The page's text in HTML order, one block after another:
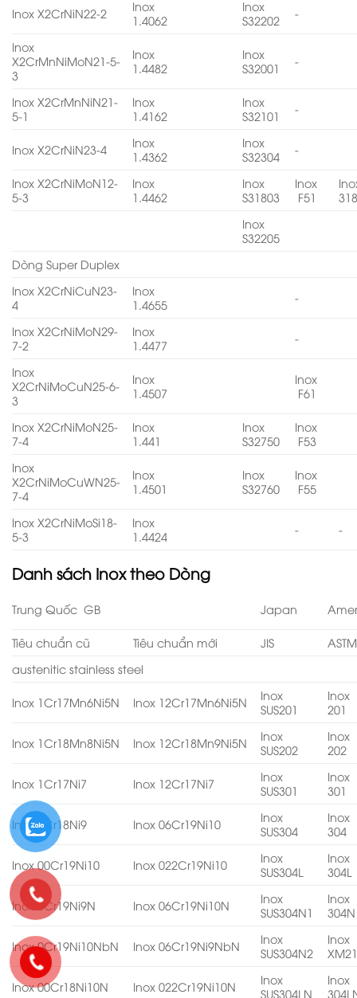
Inox X2CrNiN22-2
Inox
1.4062
Inox
S32202
-
Inox
X2CrMnNiMoN21-5-
3
Inox
1.4482
Inox
S32001
-
Inox X2CrMnNiN21-
5-1
Inox
1.4162
Inox
S32101
-
Inox X2CrNiN23-4
Inox
1.4362
Inox
S32304
-
Inox X2CrNiMoN12-
5-3
Inox
1.4462
Inox
S31803
Inox
F51
Inox
S32205
Dòng Super Duplex
Inox X2CrNiCuN23-
4
Inox
1.4655
-
Inox X2CrNiMoN29-
7-2
Inox
1.4477
-
Inox
X2CrNiMoCuN25-6-
3
Inox
1.4507
Inox
F61
Inox X2CrNiMoN25-
7-4
Inox
1.441
Inox
S32750
Inox
F53
Inox
X2CrNiMoCuWN25-
7-4
Inox
1.4501
Inox
S32760
Inox
F55
Inox X2CrNiMoSi18-
5-3
Inox
1.4424
- -
Danh sách Inox theo Dòng
Trung Quốc GB Japan
Tiêu chuẩn cũ Tiêu chuẩn mới JIS
ASTM
austenitic stainless steel
Inox 1Cr17Mn6Ni5N Inox 12Cr17Mn6Ni5N
Inox
SUS201
Inox
201
Inox 1Cr18Mn8Ni5N Inox 12Cr18Mn9Ni5N
Inox
SUS202
Inox
202
Inox 1Cr17Ni7 Inox 12Cr17Ni7
Inox
SUS301
Inox
301
Inox 0Cr18Ni9 Inox 06Cr19Ni10
Inox
SUS304
Inox
304
Inox 00Cr19Ni10 Inox 022Cr19Ni10
Inox
SUS304L
Inox
304L
Inox 0Cr19Ni9N Inox 06Cr19Ni10N
Inox
SUS304N1
Inox
304N
Inox 0Cr19Ni10NbN Inox 06Cr19Ni9NbN
Inox
SUS304N2
Inox
Inox 00Cr18Ni10N Inox 022Cr19Ni10N
Inox
SUS304LN
Inox